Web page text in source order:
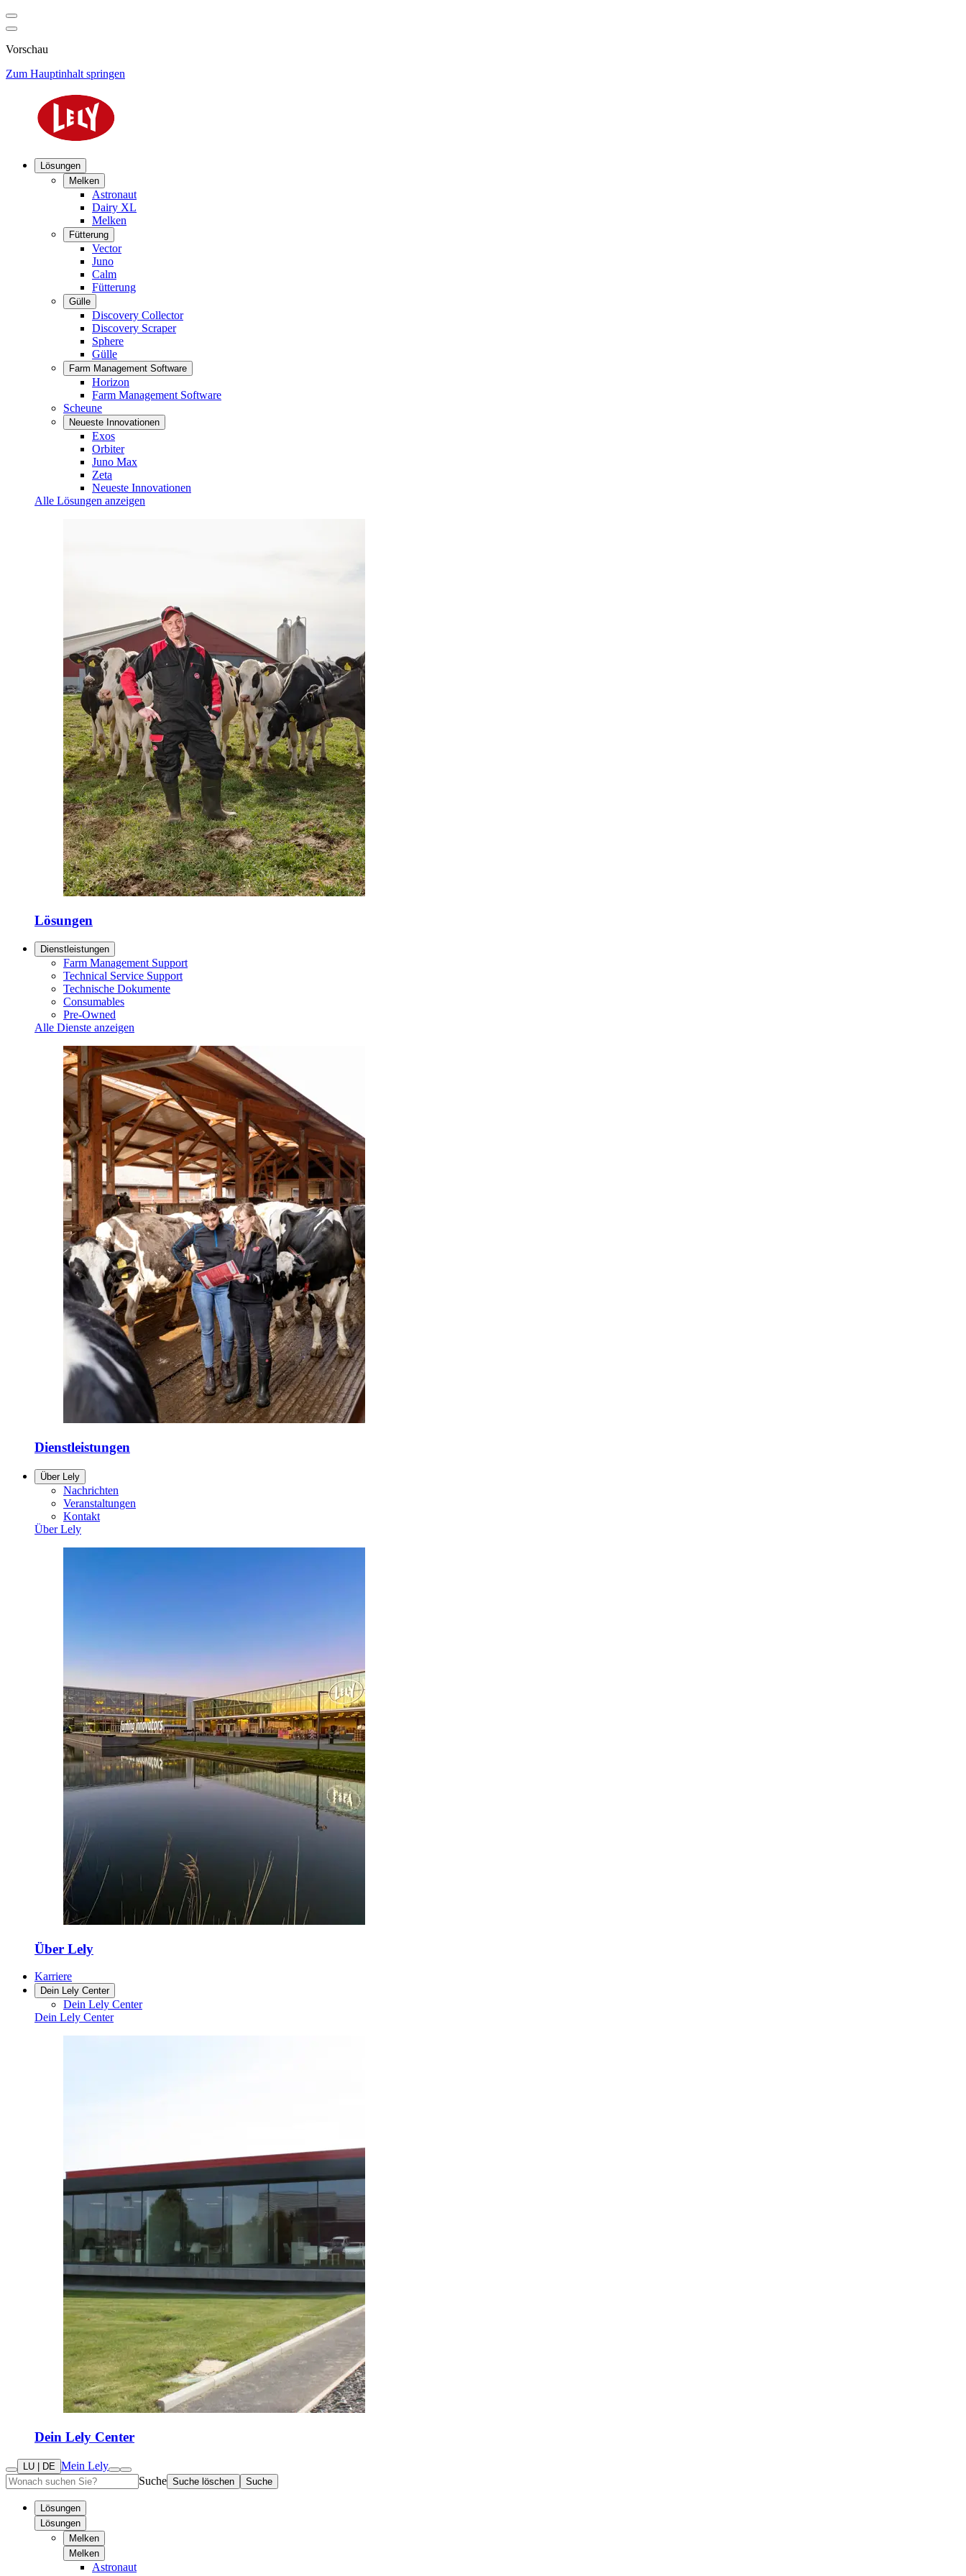
Vorschau
Zum Hauptinhalt springen
Lösungen
Melken
Astronaut
Dairy XL
Melken
Fütterung
Vector
Juno
Calm
Fütterung
Gülle
Discovery Collector
Discovery Scraper
Sphere
Gülle
Farm Management Software
Horizon
Farm Management Software
Scheune
Neueste Innovationen
Exos
Orbiter
Juno Max
Zeta
Neueste Innovationen
Alle Lösungen anzeigen
Lösungen
Dienstleistungen
Farm Management Support
Technical Service Support
Technische Dokumente
Consumables
Pre-Owned
Alle Dienste anzeigen
Dienstleistungen
Über Lely
Nachrichten
Veranstaltungen
Kontakt
Über Lely
Über Lely
Karriere
Dein Lely Center
Dein Lely Center
Dein Lely Center
Dein Lely Center
LU | DE Mein Lely
Suche Suche löschen Suche
Lösungen
Lösungen
Melken
Melken
Astronaut